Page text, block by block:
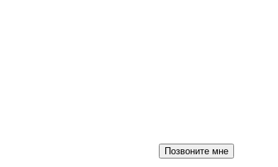
Позвоните мне